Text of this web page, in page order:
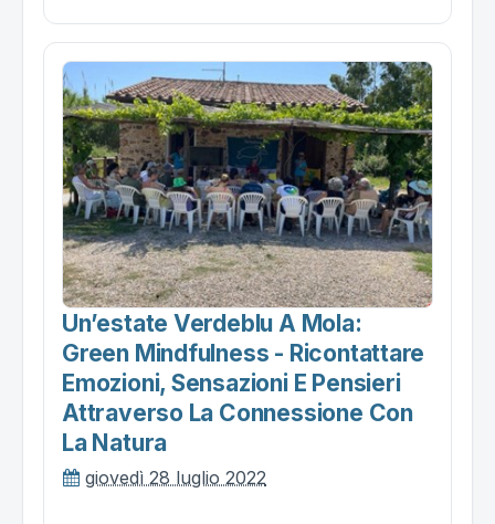
Un’estate Verdeblu A Mola:
Green Mindfulness - Ricontattare
Emozioni, Sensazioni E Pensieri
Attraverso La Connessione Con
La Natura
giovedì 28 luglio 2022